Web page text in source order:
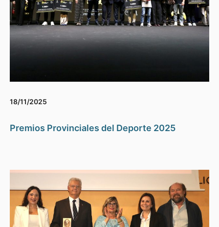
18/11/2025
Premios Provinciales del Deporte 2025